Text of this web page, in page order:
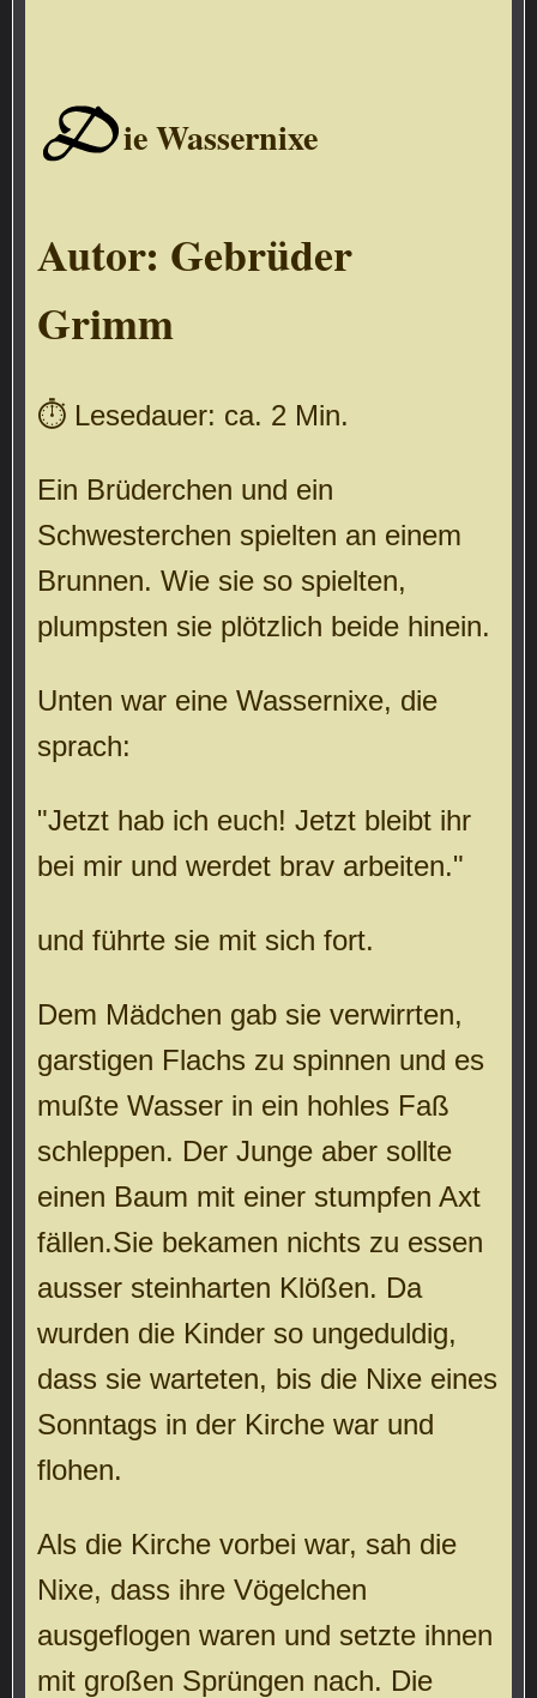
D
ie Wassernixe
Autor: Gebrüder
Grimm
⏱ Lesedauer: ca. 2 Min.
Ein Brüderchen und ein
Schwesterchen spielten an einem
Brunnen. Wie sie so spielten,
plumpsten sie plötzlich beide hinein.
Unten war eine Wassernixe, die
sprach:
"Jetzt hab ich euch! Jetzt bleibt ihr
bei mir und werdet brav arbeiten."
und führte sie mit sich fort.
Dem Mädchen gab sie verwirrten,
garstigen Flachs zu spinnen und es
mußte Wasser in ein hohles Faß
schleppen. Der Junge aber sollte
einen Baum mit einer stumpfen Axt
fällen.Sie bekamen nichts zu essen
ausser steinharten Klößen. Da
wurden die Kinder so ungeduldig,
dass sie warteten, bis die Nixe eines
Sonntags in der Kirche war und
flohen.
Als die Kirche vorbei war, sah die
Nixe, dass ihre Vögelchen
ausgeflogen waren und setzte ihnen
mit großen Sprüngen nach. Die